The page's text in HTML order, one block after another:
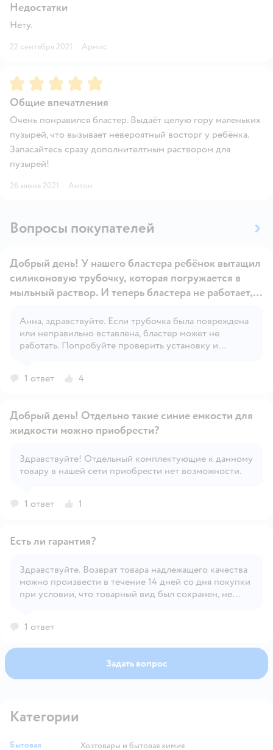
Недостатки
Нету.
22 сентября 2021 · Армис
Рейтинг:5
Общие впечатления
Очень понравился бластер. Выдаёт целую гору маленьких
пузырей, что вызывает невероятный восторг у ребёнка.
Запасайтесь сразу дополнителтным раствором для
пузырей!
26 июня 2021 · Антон
Вопросы покупателей
Открыть вопрос
Добрый день! У нашего бластера ребёнок вытащил
силиконовую трубочку, которая погружается в
мыльный раствор. И теперь бластера не работает,
чинится? А то бластера хватило на 1 вечер
Анна, здравствуйте. Если трубочка была повреждена
или неправильно вставлена, бластер может не
работать. Попробуйте проверить установку и
1 ответ
4
Открыть вопрос
Добрый день! Отдельно такие синие емкости для
жидкости можно приобрести?
Здравствуйте! Отдельный комплектующие к данному
товару в нашей сети приобрести нет возможности.
1 ответ 1
Открыть вопрос
Есть ли гарантия?
Здравствуйте. Возврат товара надлежащего качества
можно произвести в течение 14 дней со дня покупки
при условии, что товарный вид был сохранен, не
запрещен. Обмен возможен в течении 30 дней на тех
1 ответ
Задать вопрос
Категории
Бытовая
Хозтовары и бытовая химия